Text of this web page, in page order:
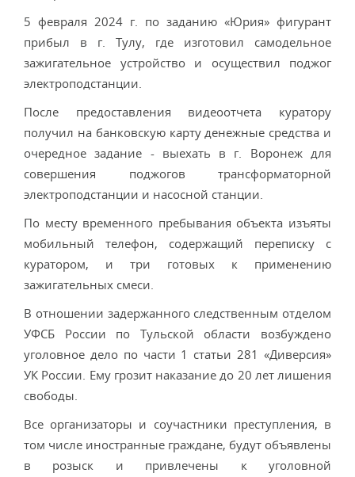
5 февраля 2024 г. по заданию «Юрия» фигурант
прибыл в г. Тулу, где изготовил самодельное
зажигательное устройство и осуществил поджог
электроподстанции.
После предоставления видеоотчета куратору
получил на банковскую карту денежные средства и
очередное задание - выехать в г. Воронеж для
совершения поджогов трансформаторной
электроподстанции и насосной станции.
По месту временного пребывания объекта изъяты
мобильный телефон, содержащий переписку с
куратором, и три готовых к применению
зажигательных смеси.
В отношении задержанного следственным отделом
УФСБ России по Тульской области возбуждено
уголовное дело по части 1 статьи 281 «Диверсия»
УК России. Ему грозит наказание до 20 лет лишения
свободы.
Все организаторы и соучастники преступления, в
том числе иностранные граждане, будут объявлены
в розыск и привлечены к уголовной